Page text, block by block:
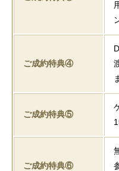
ご成約特典④
ご成約特典⑤
ご成約特典⑥